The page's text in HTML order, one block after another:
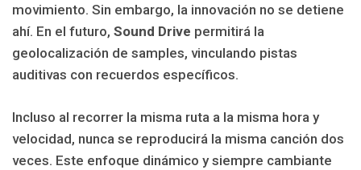
movimiento. Sin embargo, la innovación no se detiene
ahí. En el futuro, Sound Drive permitirá la
geolocalización de samples, vinculando pistas
auditivas con recuerdos específicos.
Incluso al recorrer la misma ruta a la misma hora y
velocidad, nunca se reproducirá la misma canción dos
veces. Este enfoque dinámico y siempre cambiante